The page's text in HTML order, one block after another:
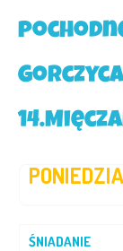
Gorczyca
ŚNIADANIE